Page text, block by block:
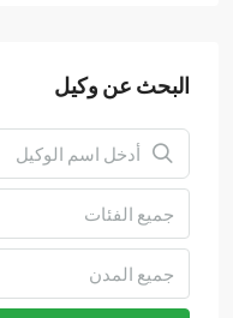
البحث عن وكيل
جميع الفئات
جميع المدن